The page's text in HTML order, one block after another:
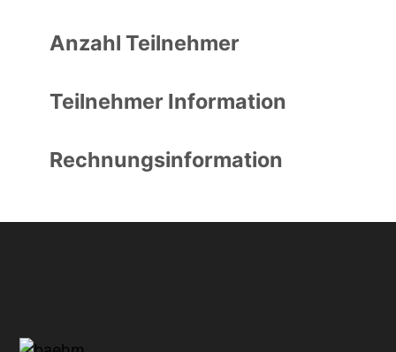
Anzahl Teilnehmer
Teilnehmer Information
Rechnungsinformation